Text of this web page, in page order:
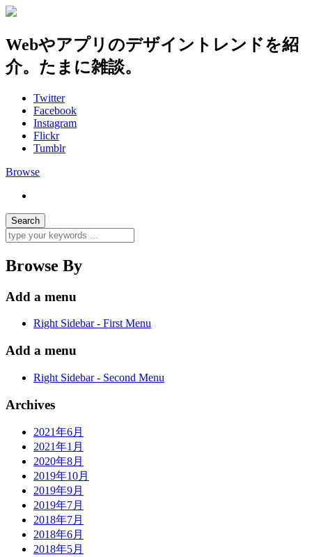
Webやアプリのデザイントレンドを紹
介。たまに雑談。
Twitter
Facebook
Instagram
Flickr
Tumblr
Browse
Browse By
Add a menu
Right Sidebar - First Menu
Add a menu
Right Sidebar - Second Menu
Archives
2021年6月
2021年1月
2020年8月
2019年10月
2019年9月
2019年7月
2018年7月
2018年6月
2018年5月